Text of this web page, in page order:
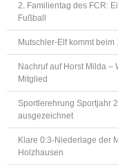
2. Familientag des FCR:
Fußball
Mutschler-Elf kommt
Nachruf auf Horst Milda –
Mitglied
Sportlerehrung Sportjahr
ausgezeichnet
Klare 0:3-Niederlage der
Holzhausen